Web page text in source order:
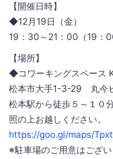
【開催日時】
◆12月19日（金）
19：30～21：00（19：
【場所】
◆コワーキングスペース
松本市大手1-3-29 丸今
松本駅から徒歩５～１０
照の上お越しください。
https://goo.gl/maps/
※駐車場のご用意はござ